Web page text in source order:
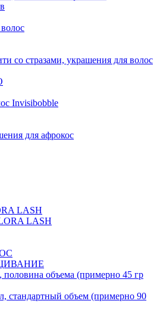
со стразами, украшения для волос
Invisibobble
для афрокос
LASH
LASH
объема (примерно 45 гр
стандартный объем (примерно 90